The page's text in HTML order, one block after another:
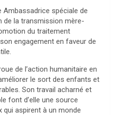
Ambassadrice spéciale de
de la transmission mère-
du traitement
engagement en faveur de
de l’action humanitaire en
le sort des enfants et
Son travail acharné et
font d’elle une source
qui aspirent à un monde